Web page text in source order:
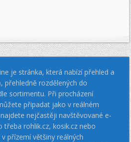
je stránka, která nabízí přehled a
přehledně rozdělených do
sortimentu. Při procházení
připadat jako v reálném
nejčastěji navštěvované e-
třeba rohlik.cz, kosik.cz nebo
přízemí většiny reálných